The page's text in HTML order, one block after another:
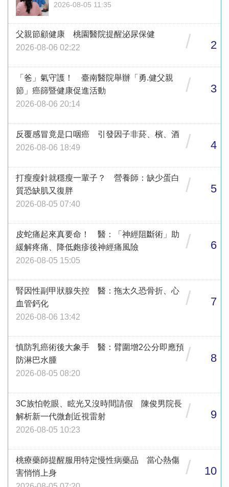
2026-08-05 11:35
父親節顧健康 桃園醫院提醒泌尿保健
2026-08-06 02:22
/ 2
「爸」氣守護！ 臺南醫院舉辦「勇.健父親
節」癌篩暨健康促進活動
2026-08-06 20:14
/ 3
反覆感冒竟是口咽癌 引發因子非菸、檳、酒
2026-08-06 18:49
/ 4
打瘦瘦針就穩瘦一輩子？ 營養師：缺少蛋白
質恐缺肌又復胖
2026-08-05 07:40
/ 5
皮蛇痛起來真要命！ 醫：「神經阻斷術」助
緩解疼痛、降低皰疹後神經痛風險
2026-08-05 15:05
/ 6
腎因性副甲狀腺失控 醫：拖太久恐骨折、心
血管鈣化
2026-08-06 13:42
/ 7
慎防乳癌術後大象手 醫：臂圍增2公分即應預
防淋巴水腫
2026-08-05 08:20
/ 8
3C族怕乾眼、眩光又沒時間請假 陳俊男院長
解析新一代微創近視雷射
2026-08-05 10:23
/ 9
桃療藥師提醒服用特定慢性病藥品 當心熱傷
害悄悄上身
/ 10